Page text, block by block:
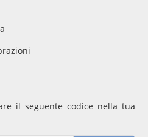
il seguente codice nella tua